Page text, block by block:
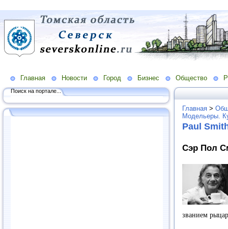
Главная Новости Город Бизнес Общество
Поиск на портале...
Главная >
Модельеры.
Paul
Сэр Пол
званием